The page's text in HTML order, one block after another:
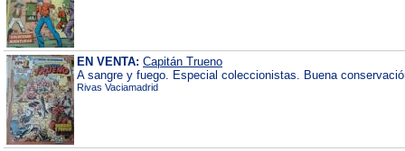
EN VENTA: Capitán Trueno
A sangre y fuego. Especial coleccionistas. Buena
Rivas Vaciamadrid